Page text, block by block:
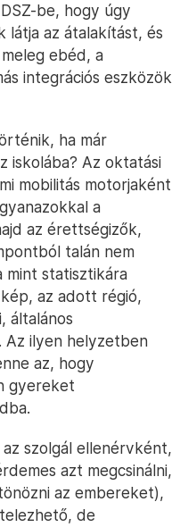
be, hogy úgy
látja az átalakítást, és
ebéd, a
integrációs eszközök
ha már
iskolába? Az oktatási
mobilitás motorjaként
a
az érettségizők,
talán nem
mint statisztikára
az adott régió,
általános
Az ilyen helyzetben
az, hogy
gyereket
szolgál ellenérvként,
azt megcsinálni,
az embereket),
de